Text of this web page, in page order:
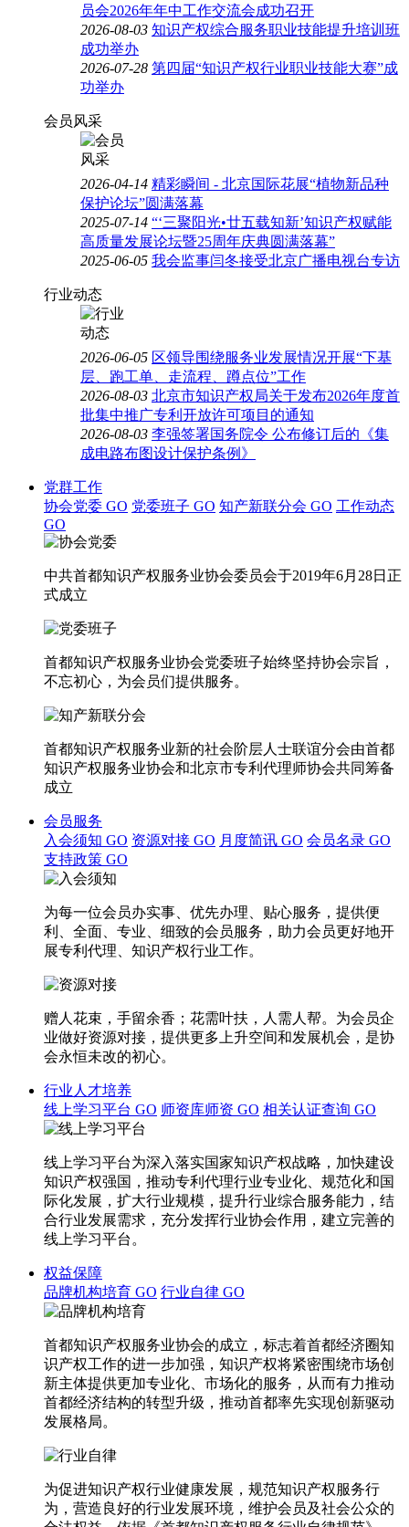
员会2026年年中工作交流会成功召开
2026-08-03 知识产权综合服务职业技能提升培训班
成功举办
2026-07-28 第四届“知识产权行业职业技能大赛”成
功举办
会员风采
2026-04-14 精彩瞬间 - 北京国际花展“植物新品种
保护论坛”圆满落幕
2025-07-14 “‘三聚阳光•廿五载知新’知识产权赋能
高质量发展论坛暨25周年庆典圆满落幕”
2025-06-05 我会监事闫冬接受北京广播电视台专访
行业动态
2026-06-05 区领导围绕服务业发展情况开展“下基
层、跑工单、走流程、蹲点位”工作
2026-08-03 北京市知识产权局关于发布2026年度首
批集中推广专利开放许可项目的通知
2026-08-03 李强签署国务院令 公布修订后的《集
成电路布图设计保护条例》
党群工作
协会党委 GO 党委班子 GO 知产新联分会 GO 工作动态
GO
中共首都知识产权服务业协会委员会于2019年6月28日正
式成立
首都知识产权服务业协会党委班子始终坚持协会宗旨，
不忘初心，为会员们提供服务。
首都知识产权服务业新的社会阶层人士联谊分会由首都
知识产权服务业协会和北京市专利代理师协会共同筹备
成立
会员服务
入会须知 GO 资源对接 GO 月度简讯 GO 会员名录 GO
支持政策 GO
为每一位会员办实事、优先办理、贴心服务，提供便
利、全面、专业、细致的会员服务，助力会员更好地开
展专利代理、知识产权行业工作。
赠人花束，手留余香；花需叶扶，人需人帮。为会员企
业做好资源对接，提供更多上升空间和发展机会，是协
会永恒未改的初心。
行业人才培养
线上学习平台 GO 师资库师资 GO 相关认证查询 GO
线上学习平台为深入落实国家知识产权战略，加快建设
知识产权强国，推动专利代理行业专业化、规范化和国
际化发展，扩大行业规模，提升行业综合服务能力，结
合行业发展需求，充分发挥行业协会作用，建立完善的
线上学习平台。
权益保障
品牌机构培育 GO 行业自律 GO
首都知识产权服务业协会的成立，标志着首都经济圈知
识产权工作的进一步加强，知识产权将紧密围绕市场创
新主体提供更加专业化、市场化的服务，从而有力推动
首都经济结构的转型升级，推动首都率先实现创新驱动
发展格局。
为促进知识产权行业健康发展，规范知识产权服务行
为，营造良好的行业发展环境，维护会员及社会公众的